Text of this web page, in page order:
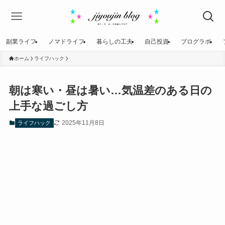
副業ライフ ノマドライフ 暮らしの工夫 自己投資 ブログラボ
ホーム ライフハック
朝は寒い・昼は暑い…気温差のある日の
上手な過ごし方
ライフハック 2025年11月8日